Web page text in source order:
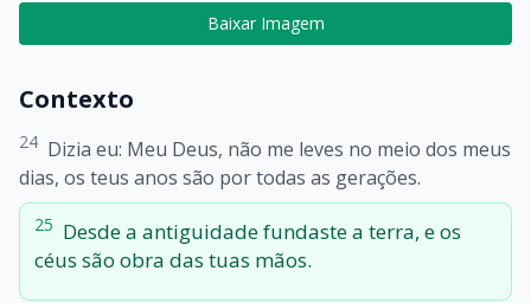
Baixar Imagem
Contexto
24 Dizia eu: Meu Deus, não me leves no meio dos meus
dias, os teus anos são por todas as gerações.
25 Desde a antiguidade fundaste a terra, e os
céus são obra das tuas mãos.